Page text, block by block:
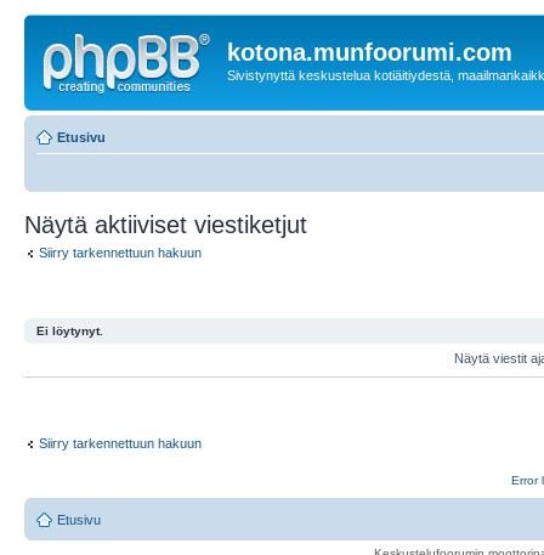
kotona.munfoorumi.com
Sivistynyttä keskustelua kotiäitiydestä,
Etusivu
Näytä aktiiviset viestiketjut
Siirry tarkennettuun hakuun
Ei löytynyt.
Näytä viestit
Siirry tarkennettuun hakuun
Error
Etusivu